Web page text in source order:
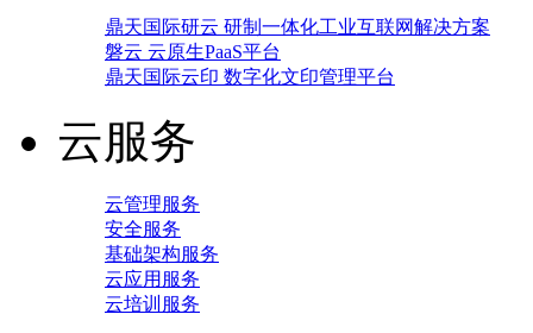
鼎天国际研云 研制一体化工业互联网解决方案
磐云 云原生PaaS平台
鼎天国际云印 数字化文印管理平台
云服务
云管理服务
安全服务
基础架构服务
云应用服务
云培训服务